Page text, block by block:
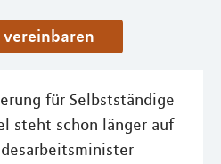
vereinbaren
für Selbstständige
steht schon länger auf